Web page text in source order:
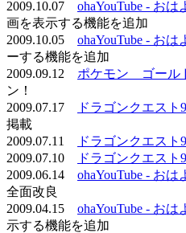
2009.10.07 ohaYouTube - お
画を表示する機能を追加
2009.10.05 ohaYouTube - お
ーする機能を追加
2009.09.12 ポケモン ゴール
ン！
2009.07.17
ドラゴンクエスト
掲載
2009.07.11
ドラゴンクエスト9
2009.07.10
ドラゴンクエスト9
2009.06.14 ohaYouTube - お
全面改良
2009.04.15 ohaYouTube - お
示する機能を追加